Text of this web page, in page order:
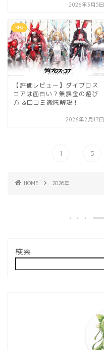
2026年3月5日
RPG
【評価レビュー】ダイブロス
コアは面白い？無課金の遊び
方 &口コミ徹底解説！
2026年2月17日
1 ... 5
HOME 2026年
検索